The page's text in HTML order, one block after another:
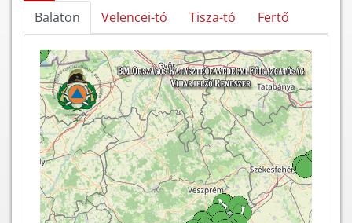
Balaton Velencei-tó Tisza-tó Fertő
Térkép betöltése...